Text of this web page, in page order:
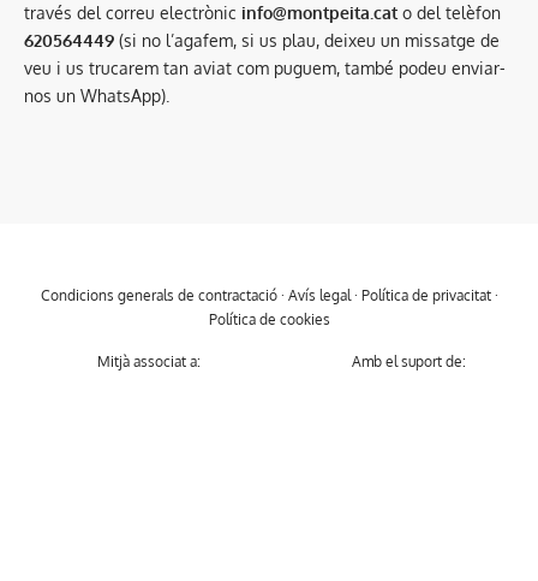
través del correu electrònic info@montpeita.cato del telèfon
620564449 (si no l’agafem, si us plau, deixeu un missatge de
veu i us trucarem tan aviat com puguem, també podeu enviar-
nos un WhatsApp).
Condicions generals de contractació· Avís legal· Política de privacitat·
Política de cookies
Mitjà associat a: Amb el suport de: